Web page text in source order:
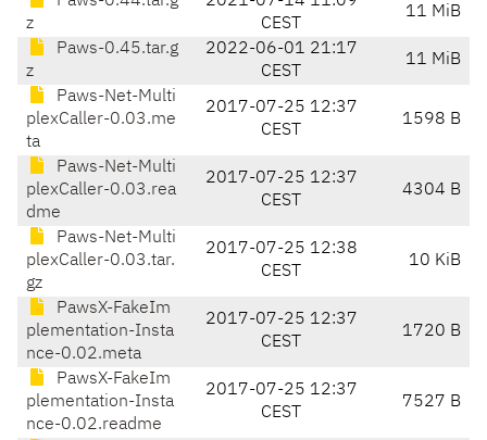
z
CEST
11 MiB
Paws-0.45.tar.g
z
2022-06-01 21:17
CEST
11 MiB
Paws-Net-Multi
plexCaller-0.03.me
ta
2017-07-25 12:37
CEST
1598 B
Paws-Net-Multi
plexCaller-0.03.rea
dme
2017-07-25 12:37
CEST
4304 B
Paws-Net-Multi
plexCaller-0.03.tar.
gz
2017-07-25 12:38
CEST
10 KiB
PawsX-FakeIm
plementation-Insta
nce-0.02.meta
2017-07-25 12:37
CEST
1720 B
PawsX-FakeIm
plementation-Insta
nce-0.02.readme
2017-07-25 12:37
CEST
7527 B